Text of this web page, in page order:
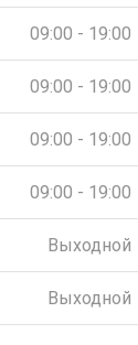
09:00 - 19:00
09:00 - 19:00
09:00 - 19:00
09:00 - 19:00
Выходной
Выходной